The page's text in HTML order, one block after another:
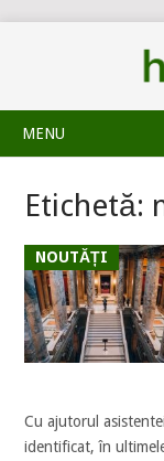
MENU
Etichetă:
NOUTĂȚI
Cu ajutorul
identificat, în